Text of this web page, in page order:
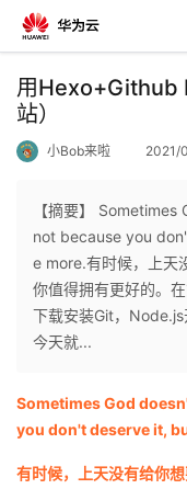
返
回
个
人
页
我
开
发
用Hexo+Github
站）
小Bob来啦 2021/
【摘要】
not because you
e more.有时候，上天
你值得拥有更好的。
下载安装Git，Node.js
今天就...
Sometimes God
you don't deserve it,
有时候，上天没有给你